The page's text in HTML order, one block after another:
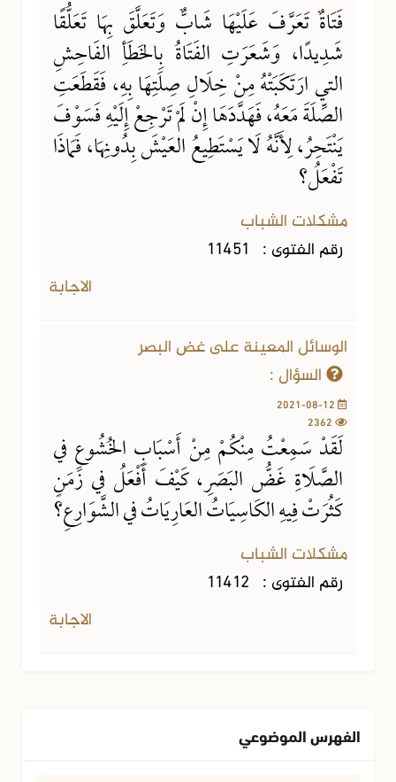
فَتَاةٌ تَعَرَّفَ عَلَيْهَا شَابٌّ وَتَعَلَّقَ بِهَا تَعَلُّقًا
شَدِيدًا، وَشَعَرَتِ الفَتَاةُ بِالخَطَأِ الفَاحِشِ
التي ارَتَكَبَتْهُ مِنْ خِلَالِ صِلَتِهَا بِهِ، فَقَطَعَتِ
الصِّلَةَ مَعَهُ، فَهَدَّدَهَا إِنْ لَمْ تَرْجِعْ إِلَيْهِ فَسَوْفَ
يَنْتَحِرُ، لِأَنَّهُ لَا يَسْتَطِيعُ العَيْشَ بِدُونِهَا، فَمَاذَا
تَفْعَلُ؟
مشكلات الشباب
رقم الفتوى : 11451
الاجابة
الوسائل المعينة على غض البصر
السؤال :
لَقَدْ سَمِعْتُ مِنْكُمْ مِنْ أَسْبَابِ الخُشُوعِ في
الصَّلَاةِ غَضُّ البَصَرِ، كَيْفَ أَفْعَلُ في زَمَنٍ
كَثُرَتْ فِيهِ الكَاسِيَاتُ العَارِيَاتُ في الشَّوَارِعِ؟
مشكلات الشباب
رقم الفتوى : 11412
الاجابة
الفهرس الموضوعي